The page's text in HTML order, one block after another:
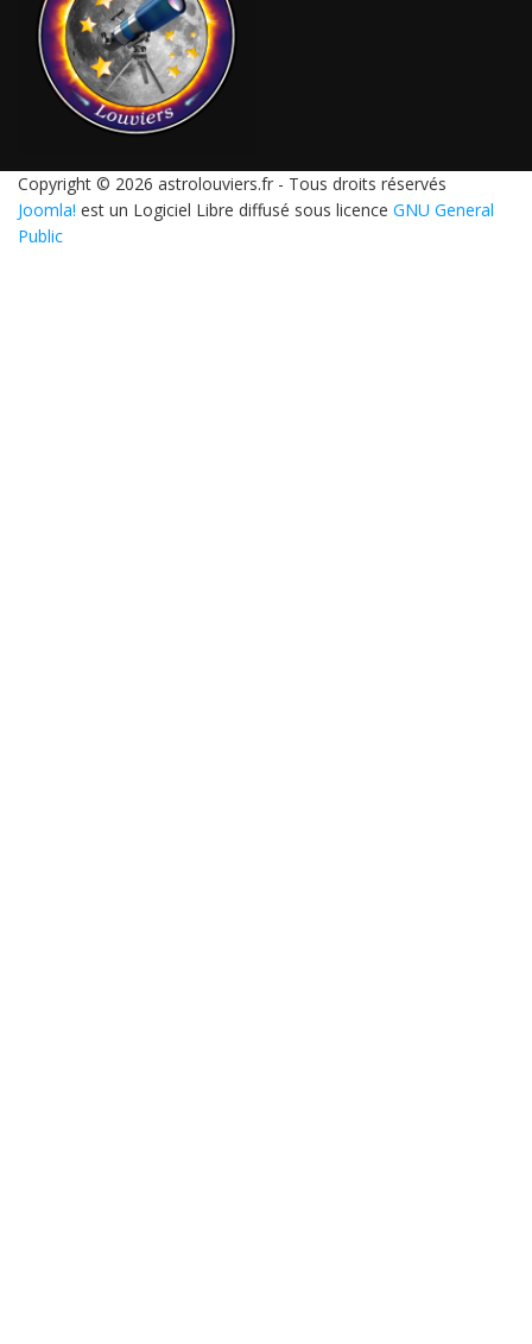
Copyright © 2026 astrolouviers.fr - Tous droits réservés
Joomla! est un Logiciel Libre diffusé sous licence GNU General
Public